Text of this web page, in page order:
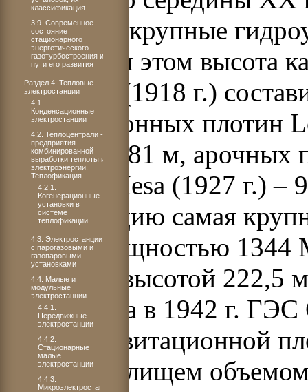
строились крупные
типов. При этом высота
Matheews (1918 г.)
гравитационных
(1936 г.) – 81 м,
м, Horse Mesa (1927 г.) –
эксплуатацию самая
Hoover мощностью 1344
плотиной высотой
35,2 км
, а в 1942 г.
МВт с гравитационной
водохранилищем
классификация
3.9. Современное
состояние
стационарного
энергетического
газотурбостроения и
пути его развития
Раздел 4. Тепловые
электростанции
4.1.
Конденсационные
электростанции
4.2. Теплоцентрали -
предприятия
комбинированной
выработки теплоты и
электроэнергии.
Теплофикация
4.2.1.
Когенерационные
установки в
системе
теплофикации
4.3. Электростанции
с парогазовыми и
газопаровыми
установками
4.4. Малые и
модульные
электростанции
4.4.1.
Передвижные
электростанции
4.4.2.
Стационарные
малые
электростанции
4.4.3.
Микроэлектростанции